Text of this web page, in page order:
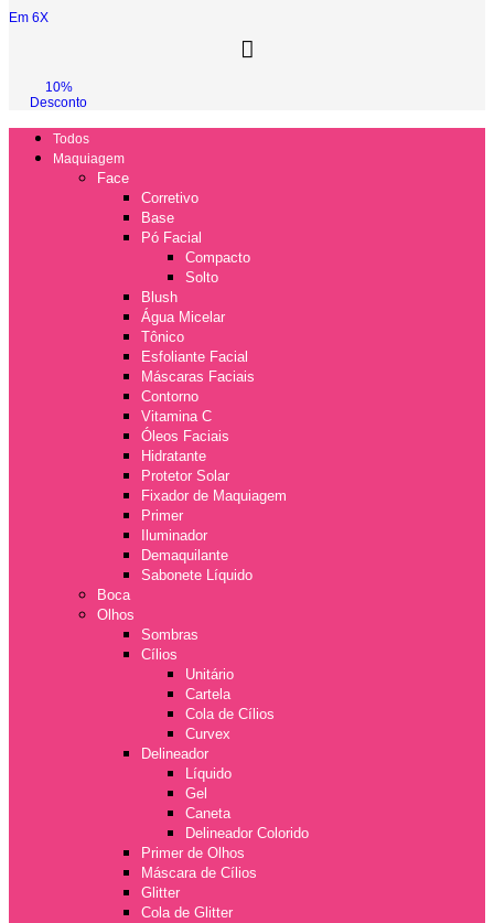
Em 6X
10%
Desconto
Todos
Maquiagem
Face
Corretivo
Base
Pó Facial
Compacto
Solto
Blush
Água Micelar
Tônico
Esfoliante Facial
Máscaras Faciais
Contorno
Vitamina C
Óleos Faciais
Hidratante
Protetor Solar
Fixador de Maquiagem
Primer
Iluminador
Demaquilante
Sabonete Líquido
Boca
Olhos
Sombras
Cílios
Unitário
Cartela
Cola de Cílios
Curvex
Delineador
Líquido
Gel
Caneta
Delineador Colorido
Primer de Olhos
Máscara de Cílios
Glitter
Cola de Glitter